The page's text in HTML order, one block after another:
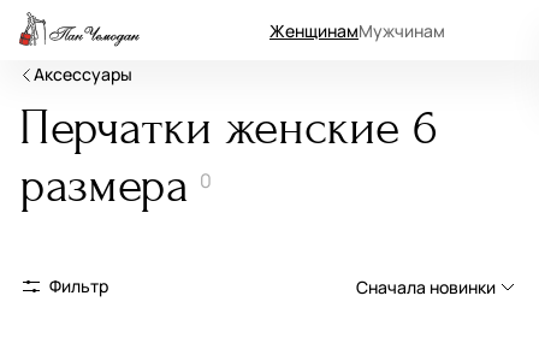
ЖенщинамМужчинам
Аксессуары
Перчатки женские 6
размера 0
Фильтр Сначала новинки